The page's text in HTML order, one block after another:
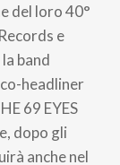
del loro 40°
e
band
headliner
69 EYES
dopo gli
anche nel